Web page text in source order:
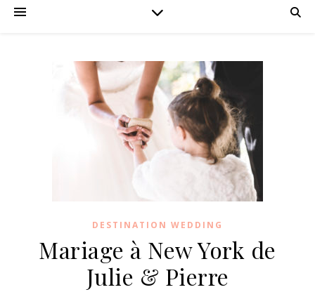
DESTINATION WEDDING
Mariage à New York de
Julie & Pierre